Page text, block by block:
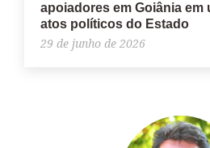
apoiadores em Goiânia em
atos políticos do Estado
29 de junho de 2026